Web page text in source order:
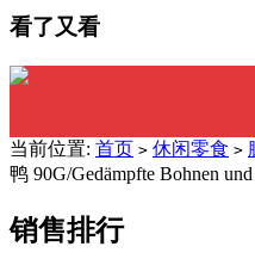
看了又看
当前位置: 首页 > 休闲零食 >
鸭 90G/Gedämpfte Bohnen
销售排行